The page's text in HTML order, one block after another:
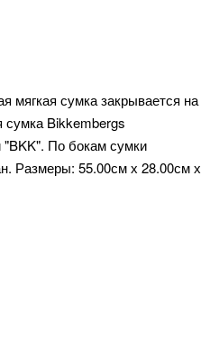
мягкая сумка закрывается на
Bikkembergs
По бокам сумки
Размеры: 55.00см х 28.00см х